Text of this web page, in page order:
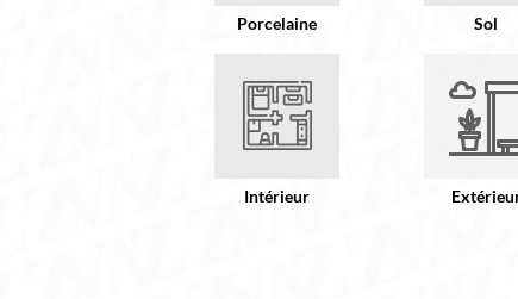
Porcelaine Sol
Intérieur